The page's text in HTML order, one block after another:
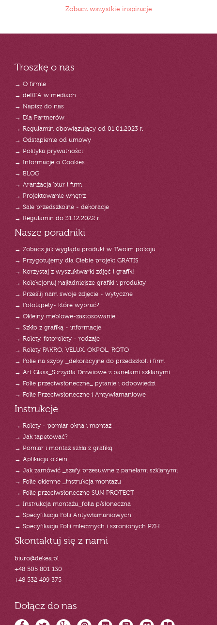
Zobacz wszystkie inspiracje
Troszkę o nas
→ O firmie
→ deKEA w mediach
→ Napisz do nas
→ Dla Partnerów
→ Regulamin obowiązujący od 01.01.2023 r.
→ Odstąpienie od umowy
→ Polityka prywatności
→ Informacje o Cookies
→ BLOG
→ Aranżacja biur i firm
→ Projektowanie wnętrz
→ Sale przedszkolne - dekoracje
→ Regulamin do 31.12.2022 r.
Nasze poradniki
→ Zobacz jak wygląda produkt w Twoim pokoju
→ Przygotujemy dla Ciebie projekt GRATIS
→ Korzystaj z wyszukiwarki zdjęć i grafik!
→ Kolekcjonuj najładniejsze grafiki i produkty
→ Prześlij nam swoje zdjęcie - wytyczne
→ Fototapety- które wybrać?
→ Okleiny meblowe-zastosowanie
→ Szkło z grafiką - informacje
→ Rolety, fotorolety - rodzaje
→ Rolety FAKRO, VELUX, OKPOL, ROTO
→ Folie na szyby _dekoracyjne do przedszkoli i firm
→ Art Glass_Skrzydła Drzwiowe z panelami szklanymi
→ Folie przeciwsłoneczne_ pytanie i odpowiedzi
→ Folie Przeciwsłoneczne i Antywłamaniowe
Instrukcje
→ Rolety - pomiar okna i montaż
→ Jak tapetować?
→ Pomiar i montaż szkła z grafiką
→ Aplikacja oklein
→ Jak zamówić _szafy przesuwne z panelami szklanymi
→ Folie okienne _instrukcja montażu
→ Folie przeciwsłoneczne SUN PROTECT
→ Instrukcja montażu_folia p/słoneczna
→ Specyfikacja Folii Antywłamaniowych
→ Specyfikacja Folii mlecznych i szronionych PZH
Skontaktuj się z nami
biuro@dekea.pl
+48 505 801 130
+48 532 499 375
Dołącz do nas